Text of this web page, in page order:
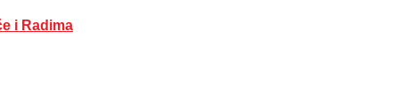
i Radima